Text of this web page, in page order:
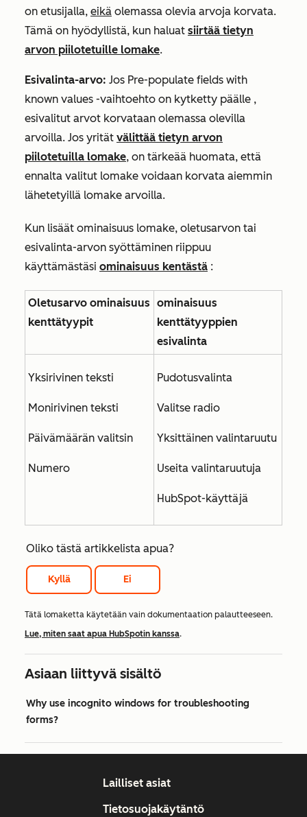
on etusijalla, eikä olemassa olevia arvoja korvata.
Tämä on hyödyllistä, kun haluat siirtää tietyn
arvon piilotetuille lomake.
Esivalinta-arvo: Jos Pre-populate fields with
known values -vaihtoehto on kytketty päälle ,
esivalitut arvot korvataan olemassa olevilla
arvoilla. Jos yrität välittää tietyn arvon
piilotetuilla lomake, on tärkeää huomata, että
ennalta valitut lomake voidaan korvata aiemmin
lähetetyillä lomake arvoilla.
Kun lisäät ominaisuus lomake, oletusarvon tai
esivalinta-arvon syöttäminen riippuu
käyttämästäsi ominaisuus kentästä :
Oletusarvo ominaisuus
kenttätyypit
ominaisuus
kenttätyyppien
esivalinta
Yksirivinen teksti
Monirivinen teksti
Päivämäärän valitsin
Numero
Pudotusvalinta
Valitse radio
Yksittäinen valintaruutu
Useita valintaruutuja
HubSpot-käyttäjä
Oliko tästä artikkelista apua?
Kyllä Ei
Tätä lomaketta käytetään vain dokumentaation palautteeseen.
Lue, miten saat apua HubSpotin kanssa.
Asiaan liittyvä sisältö
Why use incognito windows for troubleshooting
forms?
Lailliset asiat
Tietosuojakäytäntö